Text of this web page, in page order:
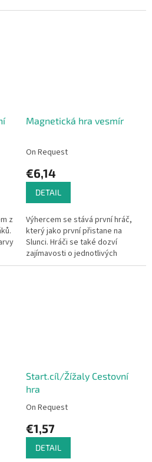
z
Magnetická hra vesmír
On Request
€6,14
DETAIL
Výhercem se stává první hráč,
který jako první přistane na
Slunci. Hráči se také dozví
zajímavosti o jednotlivých
planetách v naší Sluneční
Start.cíl/Žížaly Cestovní
hra
On Request
€1,57
DETAIL